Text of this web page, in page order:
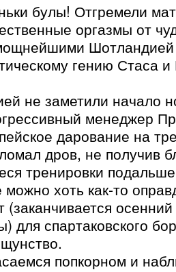
булы! Отгремели
оргазмы от
гению Стаса
не заметили начало
менеджер
дарование на
дров, не получив
тренировки
хоть как-то
(заканчивается
для спартаковского
попкорном и